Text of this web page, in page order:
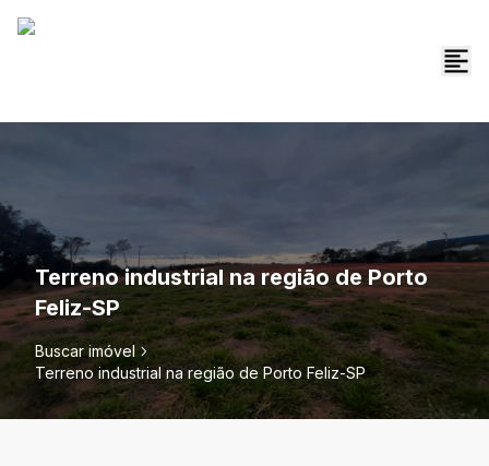
Terreno industrial na região de Porto
Feliz-SP
Buscar imóvel
Terreno industrial na região de Porto Feliz-SP